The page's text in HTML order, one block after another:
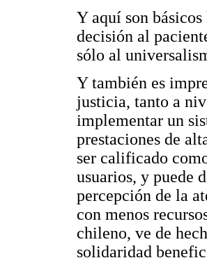
Y aquí son
decisión al
sólo al
Y también es
justicia, tanto a
implementar un
prestaciones de
ser calificado
usuarios, y puede
percepción de la
con menos
chileno, ve de
solidaridad